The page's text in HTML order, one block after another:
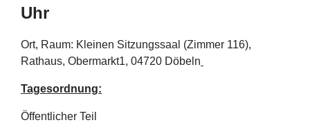
Uhr
Ort, Raum: Kleinen Sitzungssaal (Zimmer 116),
Rathaus, Obermarkt1, 04720 Döbeln
Tagesordnung:
Öffentlicher Teil